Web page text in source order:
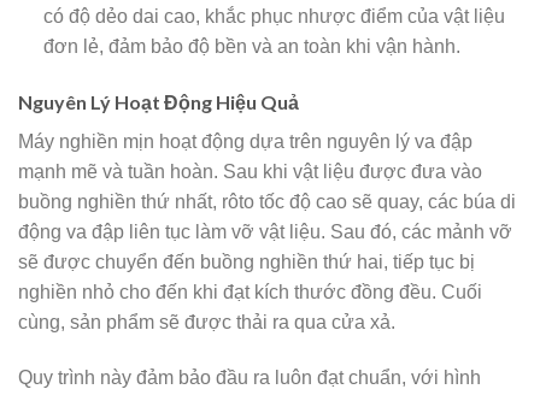
có độ dẻo dai cao, khắc phục nhược điểm của vật liệu
đơn lẻ, đảm bảo độ bền và an toàn khi vận hành.
Nguyên Lý Hoạt Động Hiệu Quả
Máy nghiền mịn hoạt động dựa trên nguyên lý va đập
mạnh mẽ và tuần hoàn. Sau khi vật liệu được đưa vào
buồng nghiền thứ nhất, rôto tốc độ cao sẽ quay, các búa di
động va đập liên tục làm vỡ vật liệu. Sau đó, các mảnh vỡ
sẽ được chuyển đến buồng nghiền thứ hai, tiếp tục bị
nghiền nhỏ cho đến khi đạt kích thước đồng đều. Cuối
cùng, sản phẩm sẽ được thải ra qua cửa xả.
Quy trình này đảm bảo đầu ra luôn đạt chuẩn, với hình